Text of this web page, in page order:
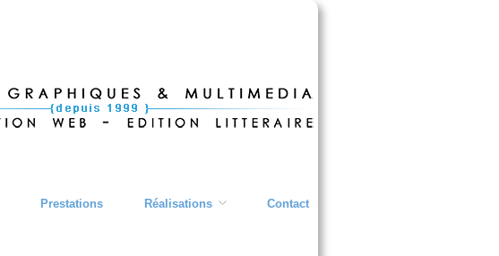
Prestations Réalisations Contact